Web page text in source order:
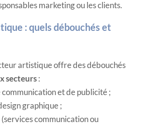
marketing ou les clients.
: quels débouchés et
artistique offre des débouchés
secteurs :
communication et de publicité ;
graphique ;
communication ou